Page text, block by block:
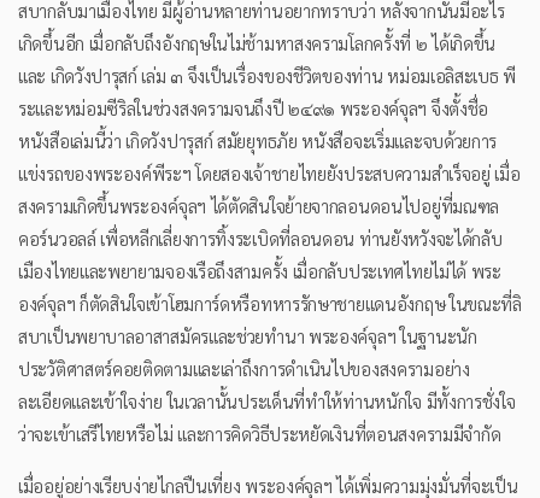
สบากลับมาเมืองไทย มีผู้อ่านหลายท่านอยากทราบว่า หลังจากนั้นมีอะไร
เกิดขึ้นอีก เมื่อกลับถึงอังกฤษในไม่ช้ามหาสงครามโลกครั้งที่ ๒ ได้เกิดขึ้น
และ เกิดวังปารุสก์ เล่ม ๓ จึงเป็นเรื่องของชีวิตของท่าน หม่อมเอลิสะเบธ พี
ระและหม่อมซีริลในช่วงสงครามจนถึงปี ๒๔๙๑ พระองค์จุลฯ จึงตั้งชื่อ
หนังสือเล่มนี้ว่า เกิดวังปารุสก์ สมัยยุทธภัย หนังสือจะเริ่มและจบด้วยการ
แข่งรถของพระองค์พีระฯ โดยสองเจ้าชายไทยยังประสบความสำเร็จอยู่ เมื่อ
สงครามเกิดขึ้นพระองค์จุลฯ ได้ตัดสินใจย้ายจากลอนดอนไปอยู่ที่มณฑล
คอร์นวอลล์ เพื่อหลีกเลี่ยงการทิ้งระเบิดที่ลอนดอน ท่านยังหวังจะได้กลับ
เมืองไทยและพยายามจองเรือถึงสามครั้ง เมื่อกลับประเทศไทยไม่ได้ พระ
องค์จุลฯ ก็ตัดสินใจเข้าโฮมการ์ดหรือทหารรักษาชายแดนอังกฤษ ในขณะที่ลิ
สบาเป็นพยาบาลอาสาสมัครและช่วยทำนา พระองค์จุลฯ ในฐานะนัก
ประวัติศาสตร์คอยติดตามและเล่าถึงการดำเนินไปของสงครามอย่าง
ละเอียดและเข้าใจง่าย ในเวลานั้นประเด็นที่ทำให้ท่านหนักใจ มีทั้งการชั่งใจ
ว่าจะเข้าเสรีไทยหรือไม่ และการคิดวิธีประหยัดเงินที่ตอนสงครามมีจำกัด
เมื่ออยู่อย่างเรียบง่ายไกลปืนเที่ยง พระองค์จุลฯ ได้เพิ่มความมุ่งมั่นที่จะเป็น